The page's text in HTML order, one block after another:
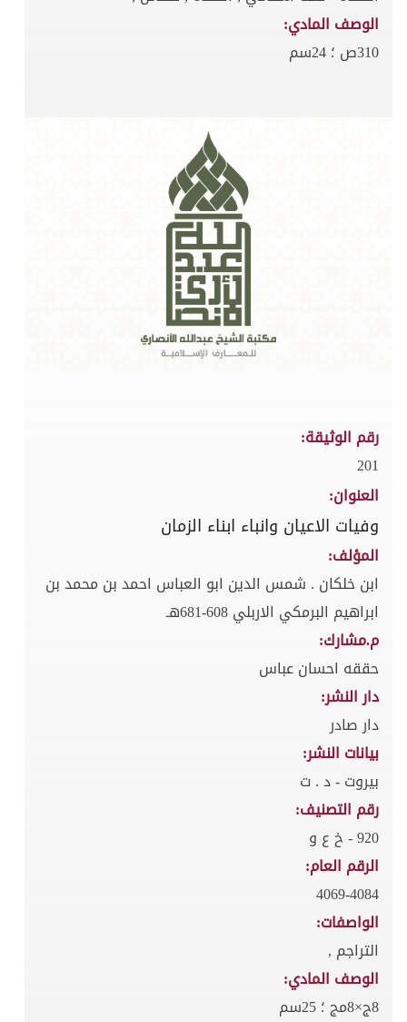
الوصف المادي:
310ص ؛ 24سم
رقم الوثيقة:
201
العنوان:
وفيات الاعيان وانباء ابناء الزمان
المؤلف:
ابن خلكان . شمس الدين ابو العباس احمد بن محمد بن
ابراهيم البرمكي الاربلي 608-681هـ
م.مشارك:
حققه احسان عباس
دار النشر:
دار صادر
بيانات النشر:
بيروت - د . ت
رقم التصنيف:
920 - خ ع و
الرقم العام:
4069-4084
الواصفات:
التراجم ,
الوصف المادي:
8ج×8مج ؛ 25سم